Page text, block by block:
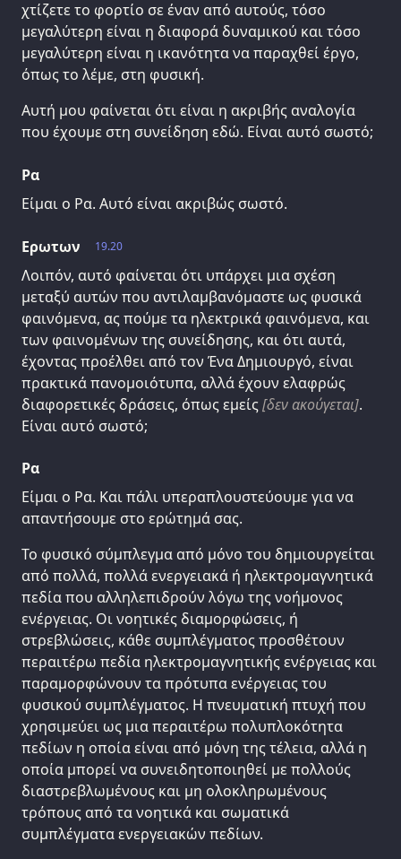
χτίζετε το φορτίο σε έναν από αυτούς, τόσο
μεγαλύτερη είναι η διαφορά δυναμικού και τόσο
μεγαλύτερη είναι η ικανότητα να παραχθεί έργο,
όπως το λέμε, στη φυσική.
Αυτή μου φαίνεται ότι είναι η ακριβής αναλογία
που έχουμε στη συνείδηση εδώ. Είναι αυτό σωστό;
Ρα
Είμαι ο Ρα. Αυτό είναι ακριβώς σωστό.
19.20
Ερωτων
Λοιπόν, αυτό φαίνεται ότι υπάρχει μια σχέση
μεταξύ αυτών που αντιλαμβανόμαστε ως φυσικά
φαινόμενα, ας πούμε τα ηλεκτρικά φαινόμενα, και
των φαινομένων της συνείδησης, και ότι αυτά,
έχοντας προέλθει από τον Ένα Δημιουργό, είναι
πρακτικά πανομοιότυπα, αλλά έχουν ελαφρώς
διαφορετικές δράσεις, όπως εμείς[δεν ακούγεται].
Είναι αυτό σωστό;
Ρα
Είμαι ο Ρα. Και πάλι υπεραπλουστεύουμε για να
απαντήσουμε στο ερώτημά σας.
Το φυσικό σύμπλεγμα από μόνο του δημιουργείται
από πολλά, πολλά ενεργειακά ή ηλεκτρομαγνητικά
πεδία που αλληλεπιδρούν λόγω της νοήμονος
ενέργειας. Οι νοητικές διαμορφώσεις, ή
στρεβλώσεις, κάθε συμπλέγματος προσθέτουν
περαιτέρω πεδία ηλεκτρομαγνητικής ενέργειας και
παραμορφώνουν τα πρότυπα ενέργειας του
φυσικού συμπλέγματος. Η πνευματική πτυχή που
χρησιμεύει ως μια περαιτέρω πολυπλοκότητα
πεδίων η οποία είναι από μόνη της τέλεια, αλλά η
οποία μπορεί να συνειδητοποιηθεί με πολλούς
διαστρεβλωμένους και μη ολοκληρωμένους
τρόπους από τα νοητικά και σωματικά
συμπλέγματα ενεργειακών πεδίων.